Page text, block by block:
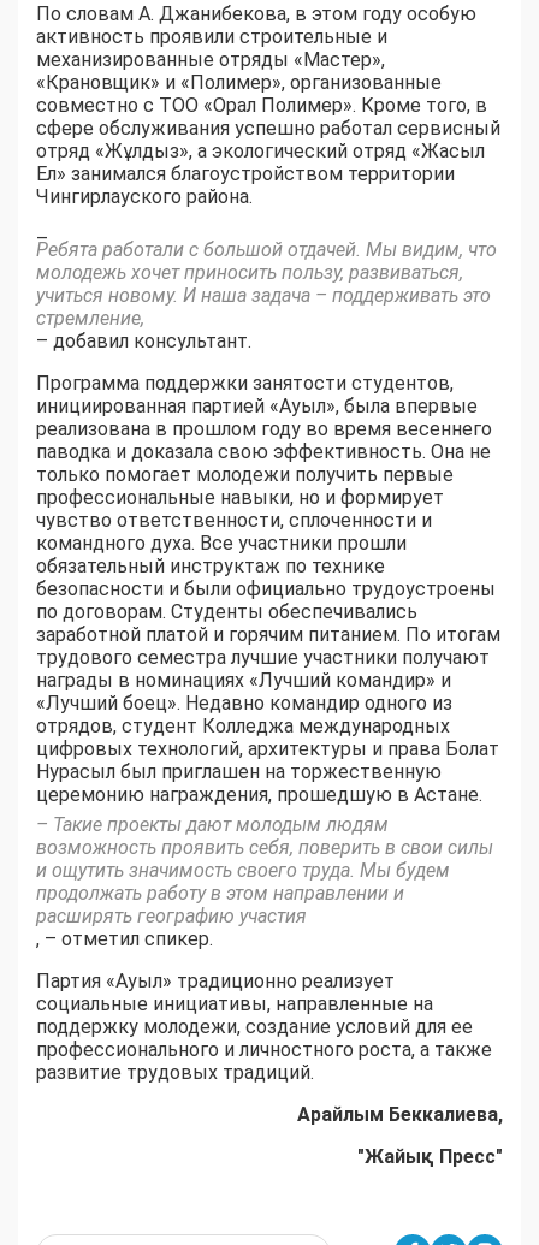
По словам А. Джанибекова, в этом году особую
активность проявили строительные и
механизированные отряды «Мастер»,
«Крановщик» и «Полимер», организованные
совместно с ТОО «Орал Полимер». Кроме того, в
сфере обслуживания успешно работал сервисный
отряд «Жұлдыз», а экологический отряд «Жасыл
Ел» занимался благоустройством территории
Чингирлауского района.
–
Ребята работали с большой отдачей. Мы видим, что
молодежь хочет приносить пользу, развиваться,
учиться новому. И наша задача – поддерживать это
стремление,
– добавил консультант.
Программа поддержки занятости студентов,
инициированная партией «Ауыл», была впервые
реализована в прошлом году во время весеннего
паводка и доказала свою эффективность. Она не
только помогает молодежи получить первые
профессиональные навыки, но и формирует
чувство ответственности, сплоченности и
командного духа. Все участники прошли
обязательный инструктаж по технике
безопасности и были официально трудоустроены
по договорам. Студенты обеспечивались
заработной платой и горячим питанием. По итогам
трудового семестра лучшие участники получают
награды в номинациях «Лучший командир» и
«Лучший боец». Недавно командир одного из
отрядов, студент Колледжа международных
цифровых технологий, архитектуры и права Болат
Нурасыл был приглашен на торжественную
церемонию награждения, прошедшую в Астане.
– Такие проекты дают молодым людям
возможность проявить себя, поверить в свои силы
и ощутить значимость своего труда. Мы будем
продолжать работу в этом направлении и
расширять географию участия
, – отметил спикер.
Партия «Ауыл» традиционно реализует
социальные инициативы, направленные на
поддержку молодежи, создание условий для ее
профессионального и личностного роста, а также
развитие трудовых традиций.
Арайлым Беккалиева,
"Жайық Пресс"